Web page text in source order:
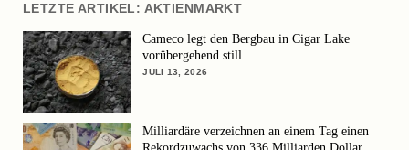
LETZTE ARTIKEL: AKTIENMARKT
Cameco legt den Bergbau in Cigar Lake
vorübergehend still
JULI 13, 2026
Milliardäre verzeichnen an einem Tag einen